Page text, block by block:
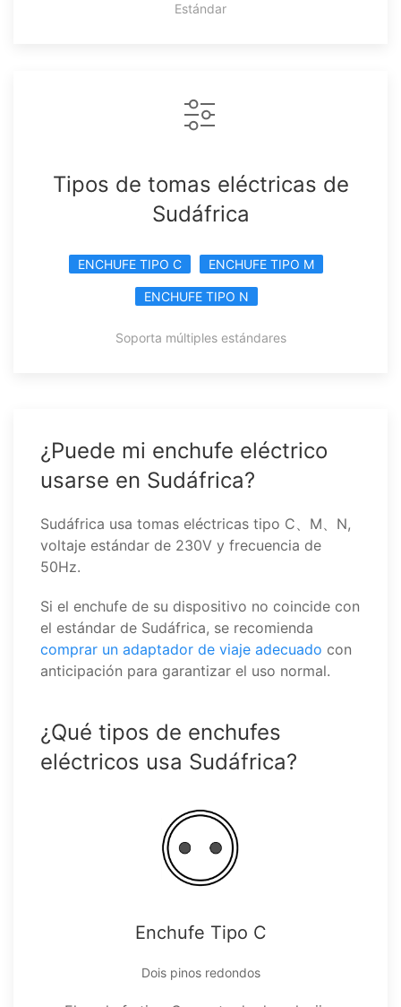
Estándar
Tipos de tomas eléctricas de
Sudáfrica
ENCHUFE TIPO C ENCHUFE TIPO M
ENCHUFE TIPO N
Soporta múltiples estándares
¿Puede mi enchufe eléctrico
usarse en Sudáfrica?
Sudáfrica usa tomas eléctricas tipo C、M、N,
voltaje estándar de 230V y frecuencia de
50Hz.
Si el enchufe de su dispositivo no coincide con
el estándar de Sudáfrica, se recomienda
comprar un adaptador de viaje adecuado con
anticipación para garantizar el uso normal.
¿Qué tipos de enchufes
eléctricos usa Sudáfrica?
Enchufe Tipo C
Dois pinos redondos